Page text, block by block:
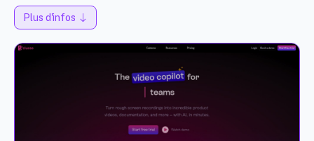
Plus d'infos